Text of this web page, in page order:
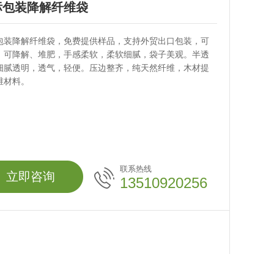
装降解纤维袋
装降解纤维袋，免费提供样品，支持外贸出口包装，可
可降解、堆肥，手感柔软，柔软细腻，袋子美观。半透
腻透明，透气，轻便。压边整齐，纯天然纤维，木材提
料。
立即咨询
联系热线
13510920256